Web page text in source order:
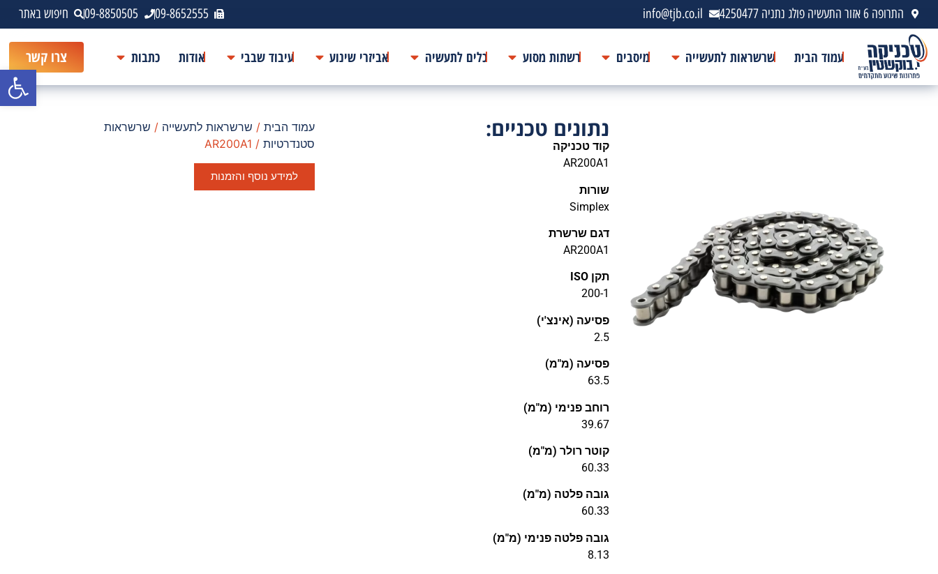
התרופה 6 אזור התעשיה פולג נתניה 4250477 info@tjb.co.il
09-8652555
09-8850505 חיפוש באתר
עמוד הבית שרשראות לתעשייה מיסבים רשתות מסוע כלים לתעשיה אביזרי שינוע עיבוד שבבי אודות כתבות צרו קשר
נתונים טכניים:
קוד טכניקה
AR200A1
שורות
Simplex
דגם שרשרת
AR200A1
תקן ISO
200-1
פסיעה (אינצ'י)
2.5
פסיעה (מ"מ)
63.5
רוחב פנימי (מ"מ)
39.67
קוטר רולר (מ"מ)
60.33
גובה פלטה (מ"מ)
60.33
גובה פלטה פנימי (מ"מ)
8.13
עמוד הבית/ שרשראות לתעשייה / שרשראות
סטנדרטיות/ AR200A1
למידע נוסף והזמנות
פתח